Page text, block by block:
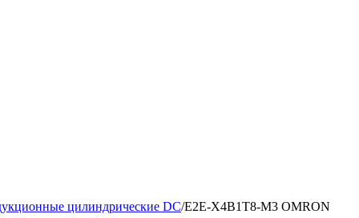
цилиндрические DC/E2E-X4B1T8-M3 OMRON